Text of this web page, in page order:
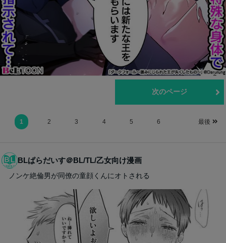
次のページ
1 2 3 4 5 6 最後
BLぱらだいす＠BL/TL/乙女向け漫画
ノンケ絶倫男が同僚の童顔くんにオトされる